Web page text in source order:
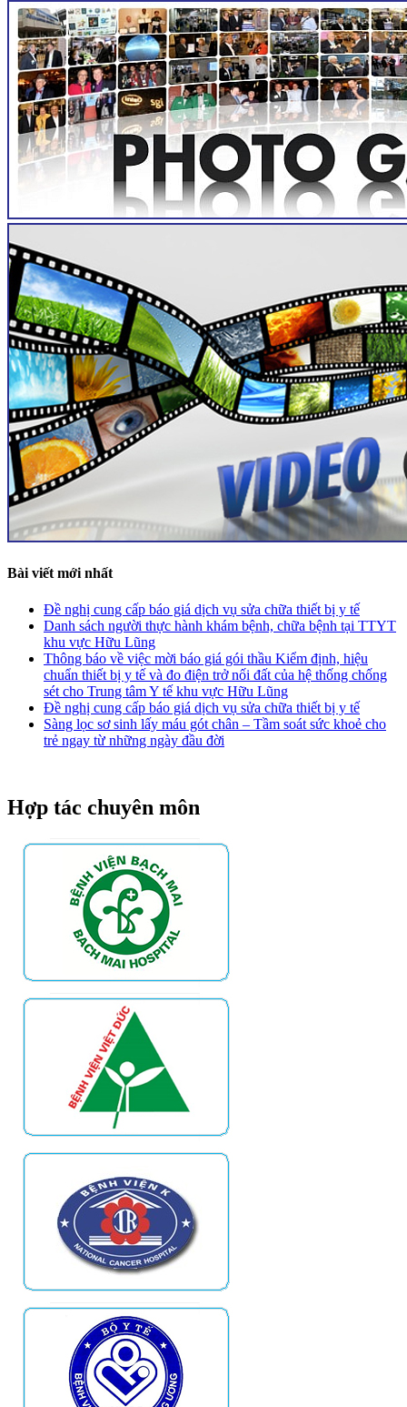
Bài viết mới nhất
Đề nghị cung cấp báo giá dịch vụ sửa chữa thiết bị y tế
Danh sách người thực hành khám bệnh, chữa bệnh tại TTYT
khu vực Hữu Lũng
Thông báo về việc mời báo giá gói thầu Kiểm định, hiệu
chuẩn thiết bị y tế và đo điện trở nối đất của hệ thống chống
sét cho Trung tâm Y tế khu vực Hữu Lũng
Đề nghị cung cấp báo giá dịch vụ sửa chữa thiết bị y tế
Sàng lọc sơ sinh lấy máu gót chân – Tầm soát sức khoẻ cho
trẻ ngay từ những ngày đầu đời
Hợp tác chuyên môn